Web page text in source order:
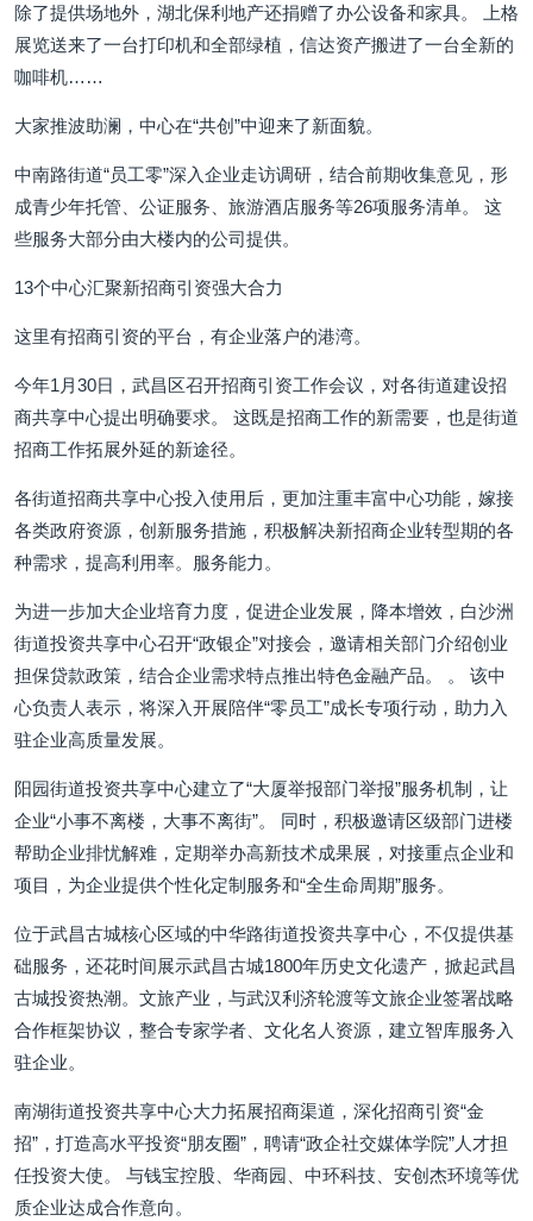
除了提供场地外，湖北保利地产还捐赠了办公设备和家具。 上格
展览送来了一台打印机和全部绿植，信达资产搬进了一台全新的
咖啡机……
大家推波助澜，中心在“共创”中迎来了新面貌。
中南路街道“员工零”深入企业走访调研，结合前期收集意见，形
成青少年托管、公证服务、旅游酒店服务等26项服务清单。 这
些服务大部分由大楼内的公司提供。
13个中心汇聚新招商引资强大合力
这里有招商引资的平台，有企业落户的港湾。
今年1月30日，武昌区召开招商引资工作会议，对各街道建设招
商共享中心提出明确要求。 这既是招商工作的新需要，也是街道
招商工作拓展外延的新途径。
各街道招商共享中心投入使用后，更加注重丰富中心功能，嫁接
各类政府资源，创新服务措施，积极解决新招商企业转型期的各
种需求，提高利用率。服务能力。
为进一步加大企业培育力度，促进企业发展，降本增效，白沙洲
街道投资共享中心召开“政银企”对接会，邀请相关部门介绍创业
担保贷款政策，结合企业需求特点推出特色金融产品。 。 该中
心负责人表示，将深入开展陪伴“零员工”成长专项行动，助力入
驻企业高质量发展。
阳园街道投资共享中心建立了“大厦举报部门举报”服务机制，让
企业“小事不离楼，大事不离街”。 同时，积极邀请区级部门进楼
帮助企业排忧解难，定期举办高新技术成果展，对接重点企业和
项目，为企业提供个性化定制服务和“全生命周期”服务。
位于武昌古城核心区域的中华路街道投资共享中心，不仅提供基
础服务，还花时间展示武昌古城1800年历史文化遗产，掀起武昌
古城投资热潮。文旅产业，与武汉利济轮渡等文旅企业签署战略
合作框架协议，整合专家学者、文化名人资源，建立智库服务入
驻企业。
南湖街道投资共享中心大力拓展招商渠道，深化招商引资“金
招”，打造高水平投资“朋友圈”，聘请“政企社交媒体学院”人才担
任投资大使。 与钱宝控股、华商园、中环科技、安创杰环境等优
质企业达成合作意向。